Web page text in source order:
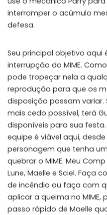
interromper o acúmulo
defesa.
Seu principal objetivo aqui
interrupção do MIME.
pode tropeçar nela a
reprodução para que os
disposição possam variar.
mais cedo possível, terá
disponíveis para sua
equipe é viável aqui,
personagem que tenha
quebrar o MIME. Meu
Lune, Maelle e Sciel. Faça
de incêndio ou faça com
aplicar a queima no
passo rápido de Maelle